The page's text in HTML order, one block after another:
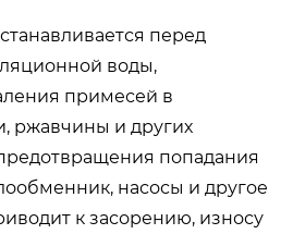
перед
воды,
примесей в
ржавчины и других
попадания
насосы и другое
к засорению, износу